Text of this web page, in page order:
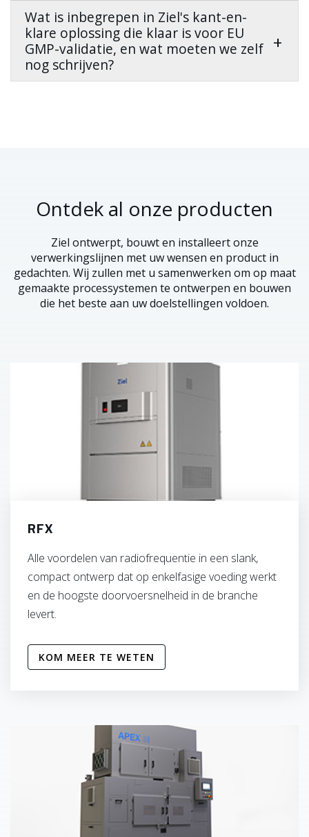
Wat is inbegrepen in Ziel's kant-en-
klare oplossing die klaar is voor EU
GMP-validatie, en wat moeten we zelf
nog schrijven?
Ontdek al onze producten
Ziel ontwerpt, bouwt en installeert onze
verwerkingslijnen met uw wensen en product in
gedachten. Wij zullen met u samenwerken om op maat
gemaakte processystemen te ontwerpen en bouwen
die het beste aan uw doelstellingen voldoen.
RFX
Alle voordelen van radiofrequentie in een slank,
compact ontwerp dat op enkelfasige voeding werkt
en de hoogste doorvoersnelheid in de branche
levert.
KOM MEER TE WETEN